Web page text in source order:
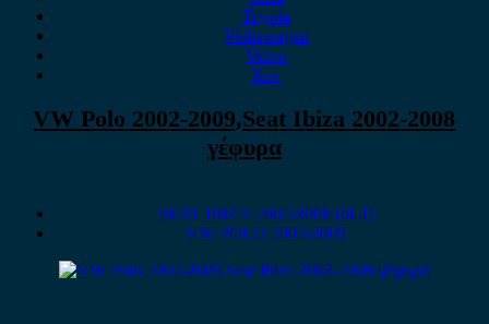
Toyota
Volkswagen
Volvo
Xev
VW Polo 2002-2009,Seat Ibiza 2002-2008
γέφυρα
SEAT IBIZA 2002-2008 (6L1)
VW POLO 2002-2009